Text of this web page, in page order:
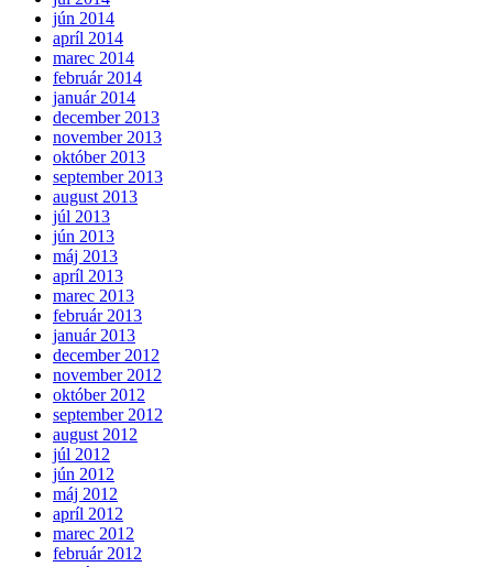
jún 2014
apríl 2014
marec 2014
február 2014
január 2014
december 2013
november 2013
október 2013
september 2013
august 2013
júl 2013
jún 2013
máj 2013
apríl 2013
marec 2013
február 2013
január 2013
december 2012
november 2012
október 2012
september 2012
august 2012
júl 2012
jún 2012
máj 2012
apríl 2012
marec 2012
február 2012